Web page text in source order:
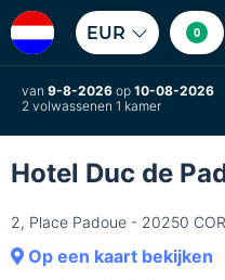
EUR 0
van 9-8-2026 op 10-08-2026
2 volwassenen 1 kamer
Hotel Duc de
2, Place Padoue - 20250
Op een kaart bekijken